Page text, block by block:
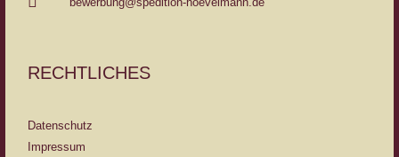
RECHTLICHES
Datenschutz
Impressum